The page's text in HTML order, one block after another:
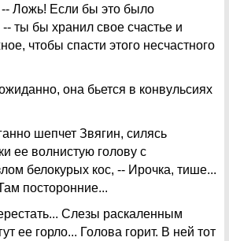
-- Ложь! Если бы это было
-- ты бы хранил свое счастье и
чтобы спасти этого несчастного
она бьется в конвульсиях
шепчет Звягин, силясь
ее волнистую голову с
белокурых кос, -- Ирочка, тише...
посторонние...
Слезы раскаленным
ее горло... Голова горит. В ней тот